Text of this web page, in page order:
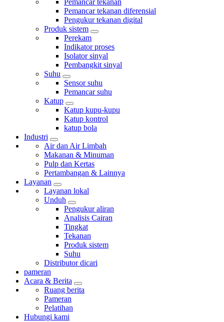
Pemancar tekanan
Pemancar tekanan diferensial
Pengukur tekanan digital
Produk sistem
Perekam
Indikator proses
Isolator sinyal
Pembangkit sinyal
Suhu
Sensor suhu
Pemancar suhu
Katup
Katup kupu-kupu
Katup kontrol
katup bola
Industri
Air dan Air Limbah
Makanan & Minuman
Pulp dan Kertas
Pertambangan & Lainnya
Layanan
Layanan lokal
Unduh
Pengukur aliran
Analisis Cairan
Tingkat
Tekanan
Produk sistem
Suhu
Distributor dicari
pameran
Acara & Berita
Ruang berita
Pameran
Pelatihan
Hubungi kami